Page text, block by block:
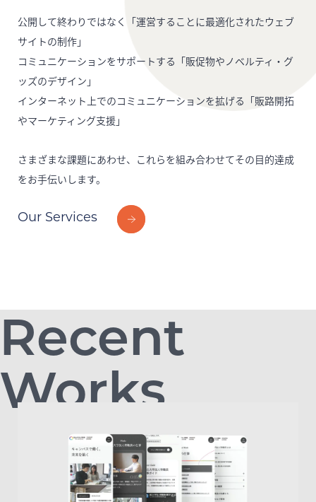
公開して終わりではなく「運営することに最適化されたウェブ
サイトの制作」
コミュニケーションをサポートする「販促物やノベルティ・グ
ッズのデザイン」
インターネット上でのコミュニケーションを拡げる「販路開拓
やマーケティング支援」
さまざまな課題にあわせ、これらを組み合わせてその目的達成
をお手伝いします。
Our Services
Recent
Works